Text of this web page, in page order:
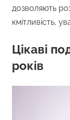
дозволяють
кмітливість,
Цікаві
років